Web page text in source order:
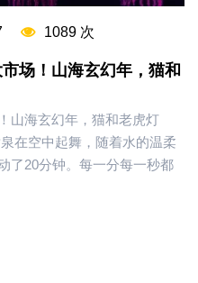
1089 次
场！山海玄幻年，猫和
山海玄幻年，猫和老虎灯
在空中起舞，随着水的温柔
了20分钟。每一分每一秒都